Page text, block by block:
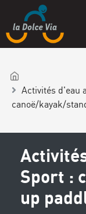
Activités d'eau
canoë/kayak/
Sport :
up